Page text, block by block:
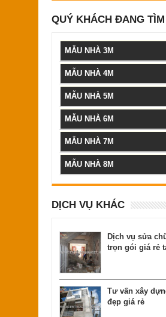
QUÝ KHÁCH ĐANG TÌM
MẪU NHÀ 3M
MẪU NHÀ 4M
MẪU NHÀ 5M
MẪU NHÀ 6M
MẪU NHÀ 7M
MẪU NHÀ 8M
DỊCH VỤ KHÁC
Dịch vụ sửa
trọn gói giá rẻ
Tư vấn xây
đẹp giá rẻ